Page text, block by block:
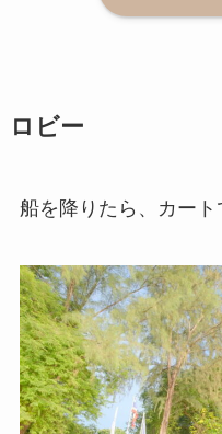
ロビー
船を降りたら、カート